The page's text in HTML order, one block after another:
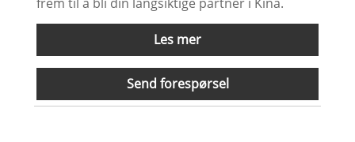
Les mer
Send forespørsel